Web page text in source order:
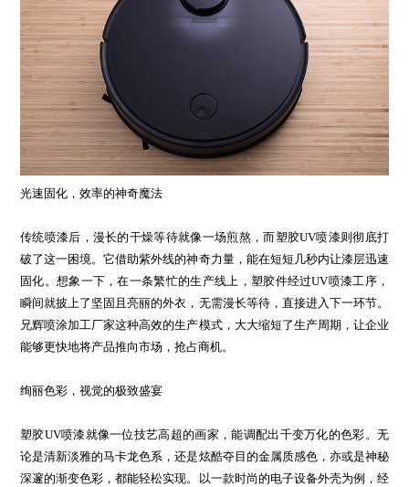
光速固化，效率的神奇魔法
传统喷漆后，漫长的干燥等待就像一场煎熬，而塑胶UV喷漆则彻底打
破了这一困境。它借助紫外线的神奇力量，能在短短几秒内让漆层迅速
固化。想象一下，在一条繁忙的生产线上，塑胶件经过UV喷漆工序，
瞬间就披上了坚固且亮丽的外衣，无需漫长等待，直接进入下一环节。
兄辉喷涂加工厂家这种高效的生产模式，大大缩短了生产周期，让企业
能够更快地将产品推向市场，抢占商机。
绚丽色彩，视觉的极致盛宴
塑胶UV喷漆就像一位技艺高超的画家，能调配出千变万化的色彩。无
论是清新淡雅的马卡龙色系，还是炫酷夺目的金属质感色，亦或是神秘
深邃的渐变色彩，都能轻松实现。以一款时尚的电子设备外壳为例，经